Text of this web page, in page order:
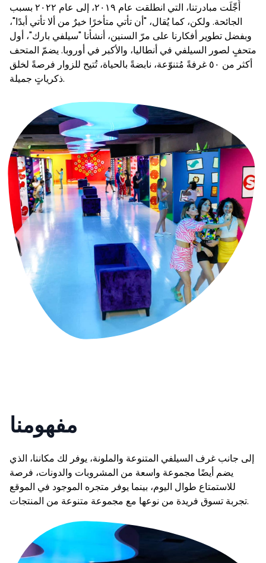
أُجِّلَت مبادرتنا، التي انطلقت عام ٢٠١٩، إلى عام ٢٠٢٢ بسبب
الجائحة. ولكن، كما يُقال، "أن تأتي متأخرًا خيرٌ من ألا تأتي أبدًا"،
وبفضل تطوير أفكارنا على مرّ السنين، أنشأنا "سيلفي بارك"، أول
متحفٍ لصور السيلفي في أنطاليا، والأكبر في أوروبا. يضمّ المتحف
أكثر من ٥٠ غرفةً مُتنوّعة، نابضةً بالحياة، تُتيح للزوار فرصةً لخلق
ذكرياتٍ جميلة.
مفهومنا
إلى جانب غرف السيلفي المتنوعة والملونة، يوفر لك مكاننا، الذي
يضم أيضًا مجموعة واسعة من المشروبات والدونات، فرصة
للاستمتاع طوال اليوم، بينما يوفر متجره الموجود في الموقع
تجربة تسوق فريدة من نوعها مع مجموعة متنوعة من المنتجات.